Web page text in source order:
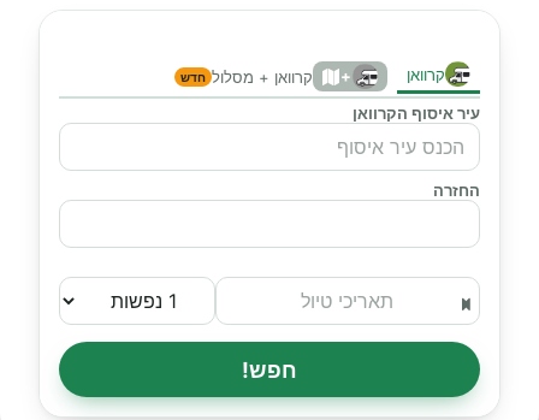
קרוואן + קרוואן + מסלול חדש
עיר איסוף הקרוואן
החזרה
חפש!